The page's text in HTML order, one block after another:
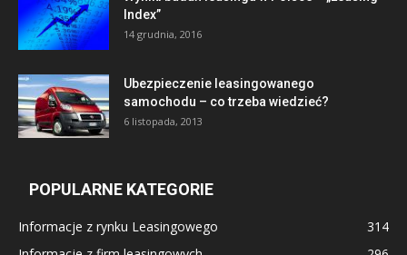
Index”
14 grudnia, 2016
Ubezpieczenie leasingowanego
samochodu – co trzeba wiedzieć?
6 listopada, 2013
POPULARNE KATEGORIE
Informacje z rynku Leasingowego
314